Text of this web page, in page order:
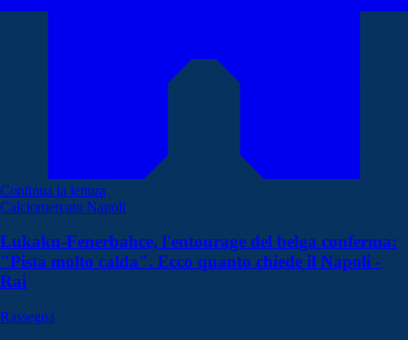
Continua la lettura
Calciomercato Napoli
Lukaku-Fenerbahce, l'entourage del belga conferma:
"Pista molto calda". Ecco quanto chiede il Napoli -
Rai
Rassegna